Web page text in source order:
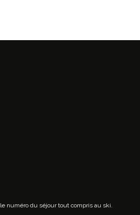
le numéro du séjour tout compris au ski.